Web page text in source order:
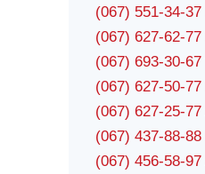
(067) 551-34-37
(067) 627-62-77
(067) 693-30-67
(067) 627-50-77
(067) 627-25-77
(067) 437-88-88
(067) 456-58-97